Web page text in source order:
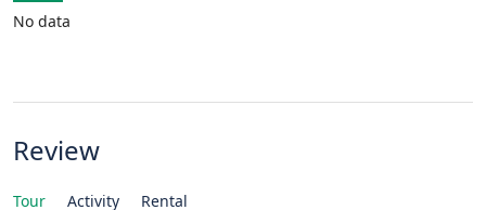
No data
Review
Tour Activity Rental